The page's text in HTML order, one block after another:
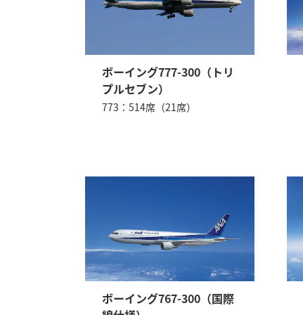
ボーイング777-300（トリ
プルセブン）
773：514席（21席）
ボーイング767-300（国際